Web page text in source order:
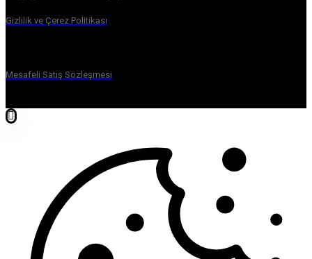
Gizlilik ve Çerez Politikası
Mesafeli Satış Sözleşmesi